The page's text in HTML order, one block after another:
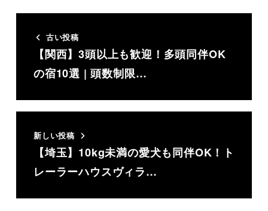
古い投稿
【関西】3頭以上も歓迎！多頭同伴OK
の宿10選 | 頭数制限…
新しい投稿
【埼玉】10kg未満の愛犬も同伴OK！ト
レーラーハウスヴィラ…